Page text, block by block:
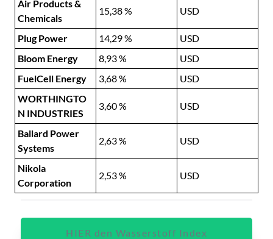
Air Products &
Chemicals
15,38 % USD
Plug Power 14,29 %
USD
Bloom Energy
8,93 %
USD
FuelCell Energy
3,68 %
USD
WORTHINGTO
N INDUSTRIES
3,60 % USD
Ballard Power
Systems
2,63 % USD
Nikola
Corporation
2,53 % USD
HIER den Wasserstoff Index